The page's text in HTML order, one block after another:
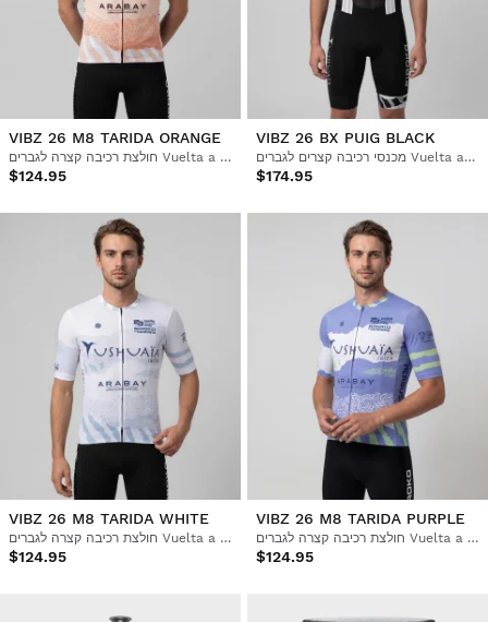
VIBZ 26 M8 TARIDA ORANGE
חולצת רכיבה קצרה לגברים Vuelta a Ibiza MTB x Siroko
$124.95
VIBZ 26 BX PUIG BLACK
מכנסי רכיבה קצרים לגברים Vuelta a Ibiza MTB x Siroko
$174.95
VIBZ 26 M8 TARIDA WHITE
חולצת רכיבה קצרה לגברים Vuelta a Ibiza MTB x Siroko
$124.95
VIBZ 26 M8 TARIDA PURPLE
חולצת רכיבה קצרה לגברים Vuelta a Ibiza MTB x Siroko
$124.95